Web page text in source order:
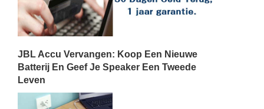
JBL Accu Vervangen: Koop Een Nieuwe
Batterij En Geef Je Speaker Een Tweede
Leven